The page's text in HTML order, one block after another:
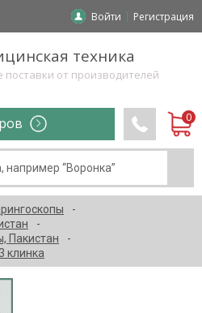
Войти Регистрация
техника
поставки от производителей
Пакистан
клинка